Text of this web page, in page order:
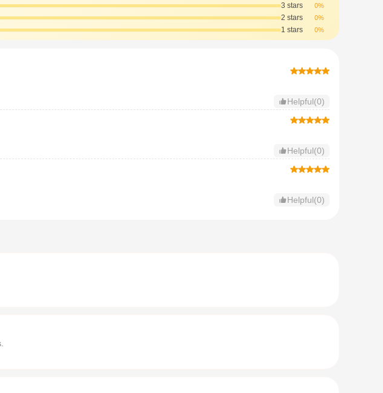
3 stars 0%
2 stars 0%
1 stars 0%
Helpful(0)
Helpful(0)
Helpful(0)